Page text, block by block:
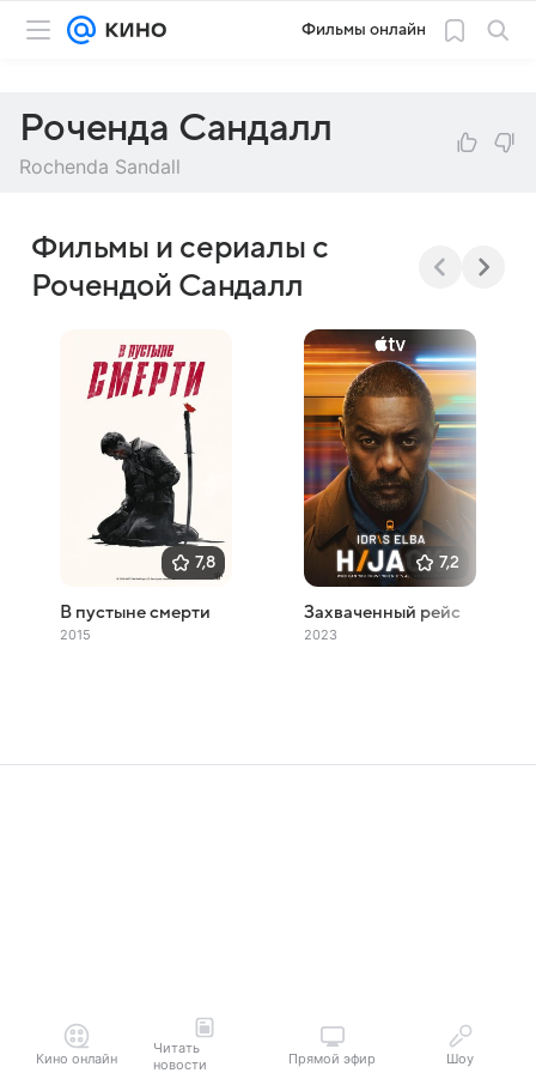
Фильмы онлайн
Роченда Сандалл
Rochenda Sandall
Фильмы и сериалы с
Рочендой Сандалл
7,8
В пустыне смерти
2015
7,2
Захваченный рейс
2023
Кино онлайн
Читать
новости
Прямой эфир Шоу